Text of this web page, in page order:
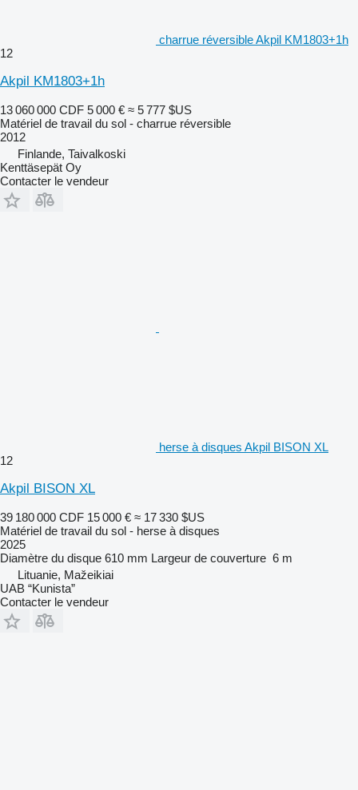
charrue réversible Akpil KM1803+1h
12
Akpil KM1803+1h
13 060 000 CDF 5 000 € ≈ 5 777 $US
Matériel de travail du sol - charrue réversible
2012
Finlande, Taivalkoski
Kenttäsepät Oy
Contacter le vendeur
herse à disques Akpil BISON XL
12
Akpil BISON XL
39 180 000 CDF 15 000 € ≈ 17 330 $US
Matériel de travail du sol - herse à disques
2025
Diamètre du disque 610 mm Largeur de couverture 6 m
Lituanie, Mažeikiai
UAB “Kunista”
Contacter le vendeur